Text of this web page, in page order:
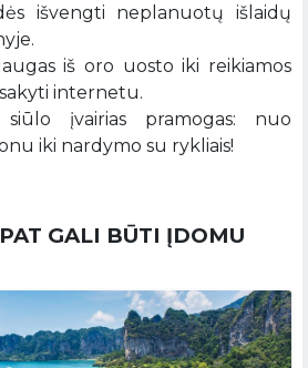
išvengti neplanuotų išlaidų
iš oro uosto iki reikiamos
internetu.
siūlo įvairias pramogas: nuo
iki nardymo su rykliais!
GALI BŪTI ĮDOMU